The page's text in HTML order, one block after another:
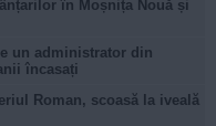
în Moșnița Nouă și
un administrator din
încasați
Roman, scoasă la iveală